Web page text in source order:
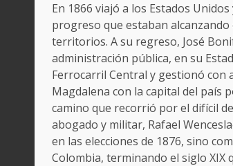
En 1866 viajó a los Estados
progreso que estaban
territorios. A su regreso, José
administración pública, en su
Ferrocarril Central y gestionó con
Magdalena con la capital del país
camino que recorrió por el difícil
abogado y militar, Rafael
en las elecciones de 1876, sino
Colombia, terminando el siglo